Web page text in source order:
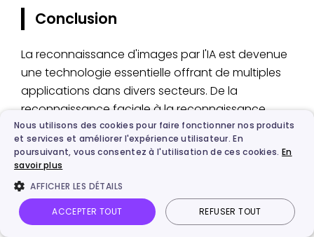
Conclusion
La reconnaissance d'images par l'IA est devenue
une technologie essentielle offrant de multiples
applications dans divers secteurs. De la
reconnaissance faciale à la reconnaissance
d'objets, en passant par la reconnaissance de
textes et de sons, les possibilités d'utilisation de
l'IA dans le domaine de la reconnaissance
d'images sont vastes.
On peut légitimement s'attendre à ce que la
Nous utilisons des cookies pour faire fonctionner nos produits
et services et améliorer l'expérience utilisateur. En
poursuivant, vous consentez à l'utilisation de ces cookies. En
savoir plus
AFFICHER LES DÉTAILS
ACCEPTER TOUT REFUSER TOUT